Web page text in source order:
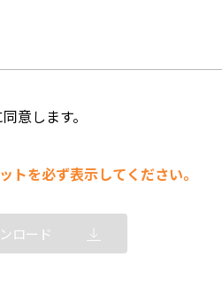
意します。
トを必ず表示してください。
ロード